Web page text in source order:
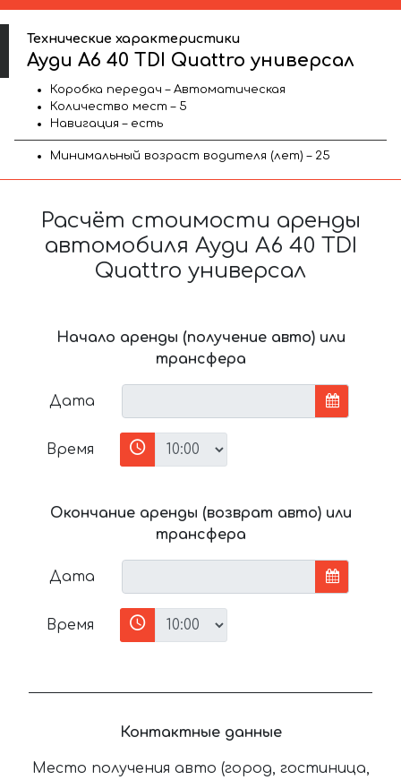
Технические характеристики
Ауди A6 40 TDI Quattro универсал
Коробка передач – Автоматическая
Количество мест – 5
Навигация – есть
Минимальный возраст водителя (лет) – 25
Расчёт стоимости аренды
автомобиля Ауди A6 40 TDI
Quattro универсал
Начало аренды (получение авто) или
трансфера
Дата
Время
Окончание аренды (возврат авто) или
трансфера
Дата
Время
Контактные данные
Место получения авто (город, гостиница,